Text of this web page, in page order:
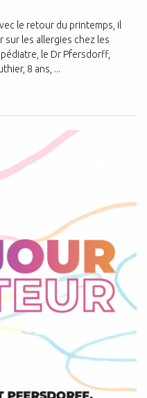
le retour du printemps, il
sur les allergies chez les
le Dr Pfersdorff,
8 ans, ...